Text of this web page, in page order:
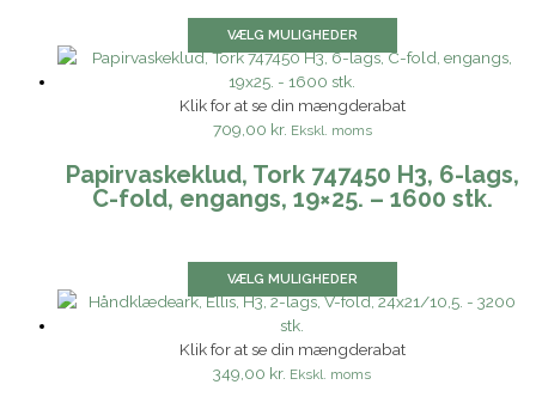
VÆLG MULIGHEDER
Klik for at se din mængderabat
709,00 kr. Ekskl. moms
Papirvaskeklud, Tork 747450 H3, 6-lags,
C-fold, engangs, 19×25. – 1600 stk.
VÆLG MULIGHEDER
Klik for at se din mængderabat
349,00 kr. Ekskl. moms